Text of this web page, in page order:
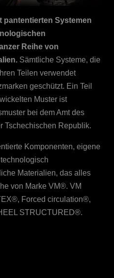
pantentierten Systemen
Reihe von
Sämtliche Systeme, die
Teilen verwendet
geschützt. Ein Teil
Muster ist
bei dem Amt des
Tschechischen Republik.
Komponenten, eigene
Materialien, das alles
von Marke VM®. VM
Forced circulation®,
STRUCTURED®.